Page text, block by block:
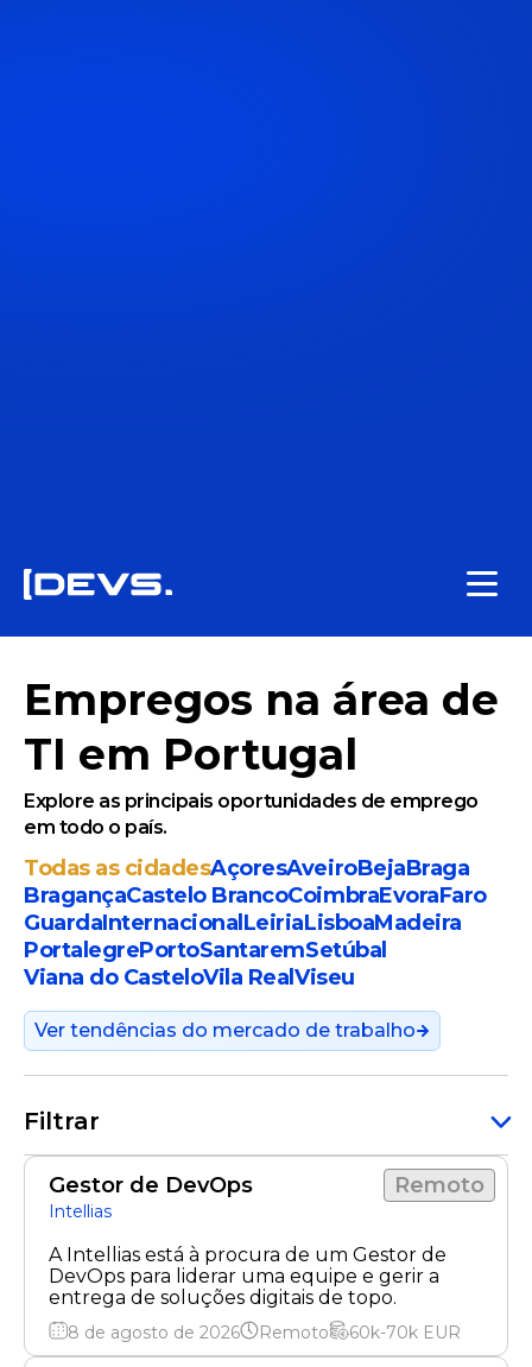
Empregos na área de
TI em Portugal
Explore as principais oportunidades de emprego
em todo o país.
Todas as cidadesAçoresAveiroBejaBraga
BragançaCastelo BrancoCoimbraEvoraFaro
GuardaInternacional LeiriaLisboaMadeira
PortalegrePortoSantaremSetúbal
Viana do CasteloVila RealViseu
Ver tendências do mercado de trabalho
Filtrar
Gestor de DevOps Remoto
Intellias
A Intellias está à procura de um Gestor de
DevOps para liderar uma equipe e gerir a
entrega de soluções digitais de topo.
8 de agosto de 2026 Remoto 60k-70k EUR